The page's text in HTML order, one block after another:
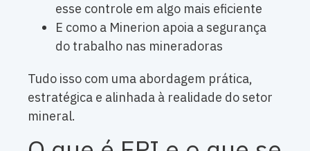
esse controle em algo mais eficiente
E como a Minerion apoia a segurança
do trabalho nas mineradoras
Tudo isso com uma abordagem prática,
estratégica e alinhada à realidade do setor
mineral.